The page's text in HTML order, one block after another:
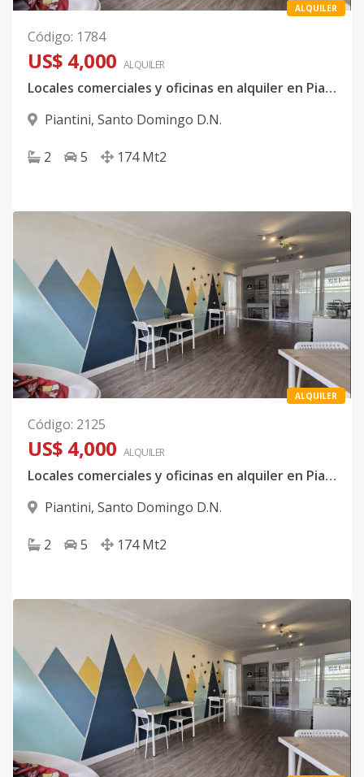
ALQUILER
Código: 1784
US$ 4,000 ALQUILER
Locales comerciales y oficinas en alquiler en Piantini, Santo Domingo – US$4,000
Piantini, Santo Domingo D.N.
2 5 174 Mt2
ALQUILER
Código: 2125
US$ 4,000 ALQUILER
Locales comerciales y oficinas en alquiler en Piantini, Santo Domingo – US$4,000
Piantini, Santo Domingo D.N.
2 5 174 Mt2